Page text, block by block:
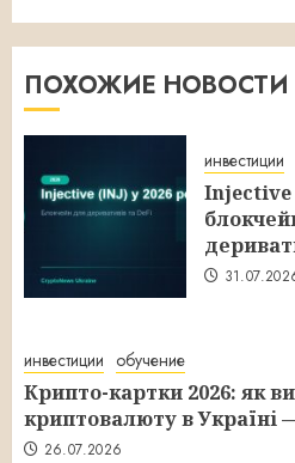
ПОХОЖИЕ НОВОСТИ
инвестиции
Injective
инвестиции обучение
Крипто-картки 2026: як
криптовалюту в Україні
26.07.2026